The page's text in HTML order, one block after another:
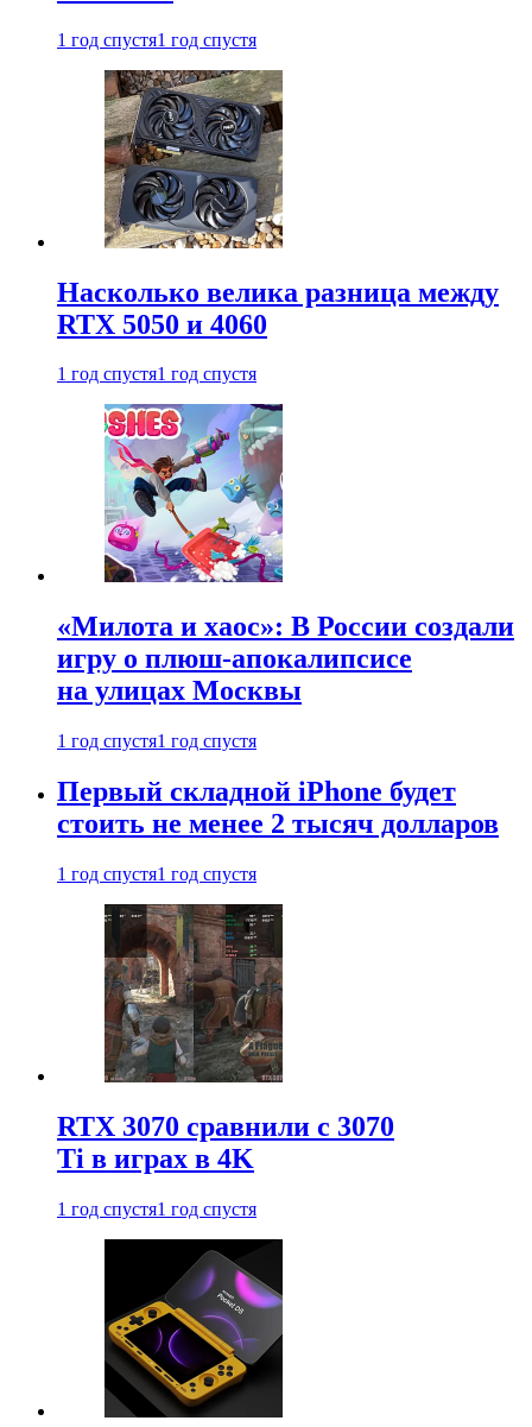
1 год спустя1 год спустя
Насколько велика разница между
RTX 5050 и 4060
1 год спустя1 год спустя
«Милота и хаос»: В России создали
игру о плюш-апокалипсисе
на улицах Москвы
1 год спустя1 год спустя
Первый складной iPhone будет
стоить не менее 2 тысяч долларов
1 год спустя1 год спустя
RTX 3070 сравнили с 3070
Ti в играх в 4K
1 год спустя1 год спустя